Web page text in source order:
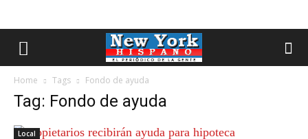
Home Tags Fondo de ayuda
Tag: Fondo de ayuda
Local